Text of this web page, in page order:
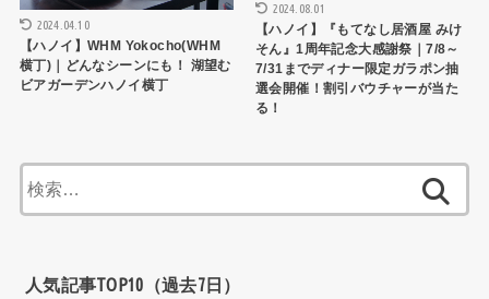
2024.04.10
【ハノイ】WHM Yokocho(WHM
横丁)｜どんなシーンにも！ 湖望む
ビアガーデンハノイ横丁
2024.08.01
【ハノイ】『もてなし居酒屋 みけ
そん』1周年記念大感謝祭｜7/8～
7/31までディナー限定ガラポン抽
選会開催！割引バウチャーが当た
る！
索:
人気記事TOP10（過去7日）